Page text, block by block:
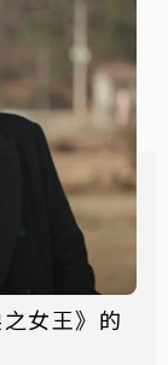
女王》的